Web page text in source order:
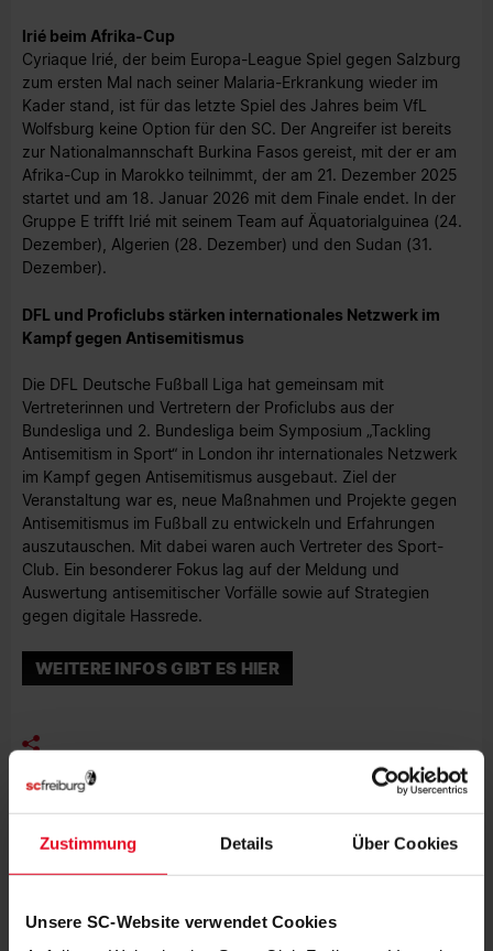
Zustimmung Details Über Cookies
Unsere SC-Website verwendet Cookies
Irié beim Afrika-Cup
Cyriaque Irié, der beim Europa-League Spiel gegen Salzburg
zum ersten Mal nach seiner Malaria-Erkrankung wieder im
Kader stand, ist für das letzte Spiel des Jahres beim VfL
Wolfsburg keine Option für den SC. Der Angreifer ist bereits
zur Nationalmannschaft Burkina Fasos gereist, mit der er am
Afrika-Cup in Marokko teilnimmt, der am 21. Dezember 2025
startet und am 18. Januar 2026 mit dem Finale endet. In der
Gruppe E trifft Irié mit seinem Team auf Äquatorialguinea (24.
Dezember), Algerien (28. Dezember) und den Sudan (31.
Dezember).
DFL und Proficlubs stärken internationales Netzwerk im
Kampf gegen Antisemitismus
Die DFL Deutsche Fußball Liga hat gemeinsam mit
Vertreterinnen und Vertretern der Proficlubs aus der
Bundesliga und 2. Bundesliga beim Symposium „Tackling
Antisemitism in Sport“ in London ihr internationales Netzwerk
im Kampf gegen Antisemitismus ausgebaut. Ziel der
Veranstaltung war es, neue Maßnahmen und Projekte gegen
Antisemitismus im Fußball zu entwickeln und Erfahrungen
auszutauschen. Mit dabei waren auch Vertreter des Sport-
Club. Ein besonderer Fokus lag auf der Meldung und
Auswertung antisemitischer Vorfälle sowie auf Strategien
gegen digitale Hassrede.
WEITERE INFOS GIBT ES HIER
MEHR NEWS